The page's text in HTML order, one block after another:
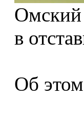
Омский
в
Об